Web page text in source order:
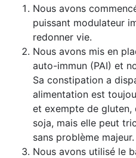
Nous avons
puissant modulateur
redonner vie.
Nous avons mis en
auto-immun (PAI) et
Sa constipation a
alimentation est
et exempte de
soja, mais elle peut
sans problème majeur.
Nous avons utilisé le